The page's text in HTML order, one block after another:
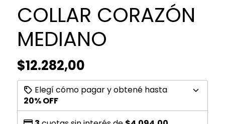
COLLAR CORAZÓN
MEDIANO
$12.282,00
Elegí cómo pagar y obtené hasta
20% OFF